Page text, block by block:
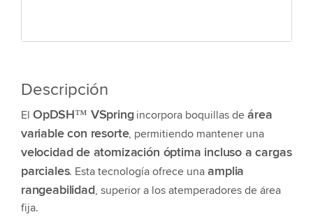
Descripción
El OpDSH™ VSpringincorpora boquillas deárea
variable con resorte, permitiendo mantener una
velocidad de atomización óptima incluso a cargas
parciales. Esta tecnología ofrece unaamplia
rangeabilidad, superior a los atemperadores de área
fija.